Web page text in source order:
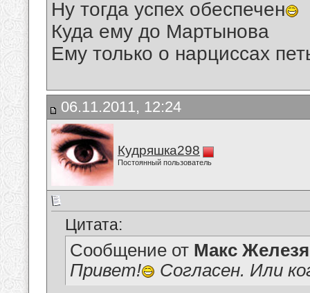
Ну тогда успех обеспечен
Куда ему до Мартынова
Ему только о нарциссах
06.11.2011, 12:24
Кудряшка298
Постоянный пользователь
Цитата:
Сообщение от Макс
Привет!
Согласен. Или